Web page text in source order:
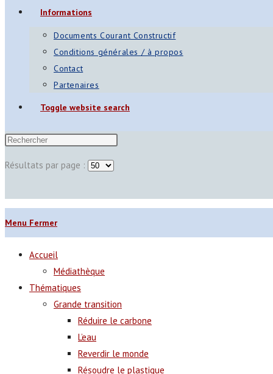
Informations
Documents Courant Constructif
Conditions générales / à propos
Contact
Partenaires
Toggle website search
Résultats par page :
Menu Fermer
Accueil
Médiathèque
Thématiques
Grande transition
Réduire le carbone
L’eau
Reverdir le monde
Résoudre le plastique